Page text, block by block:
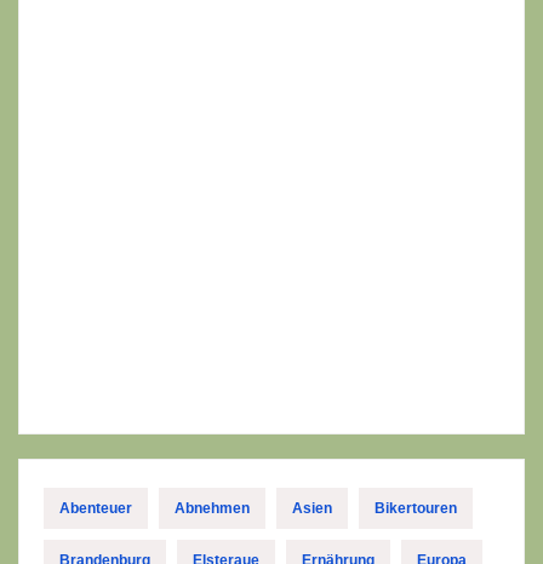
Abenteuer Abnehmen Asien Bikertouren
Brandenburg Elsteraue Ernährung Europa